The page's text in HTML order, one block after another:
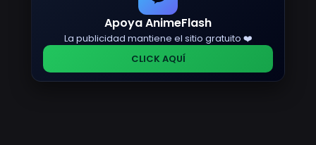
Apoya AnimeFlash
La publicidad mantiene el sitio gratuito ❤️
CLICK AQUÍ